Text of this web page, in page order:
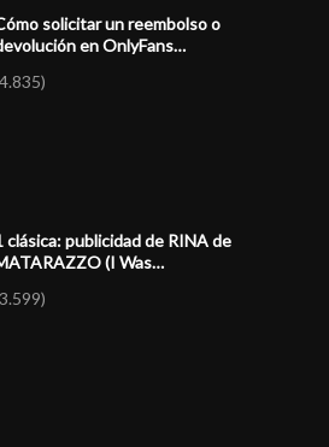
solicitar un reembolso o
en OnlyFans…
clásica: publicidad de RINA de
(I Was…